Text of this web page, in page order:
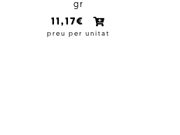
gr
11,17€
preu per unitat